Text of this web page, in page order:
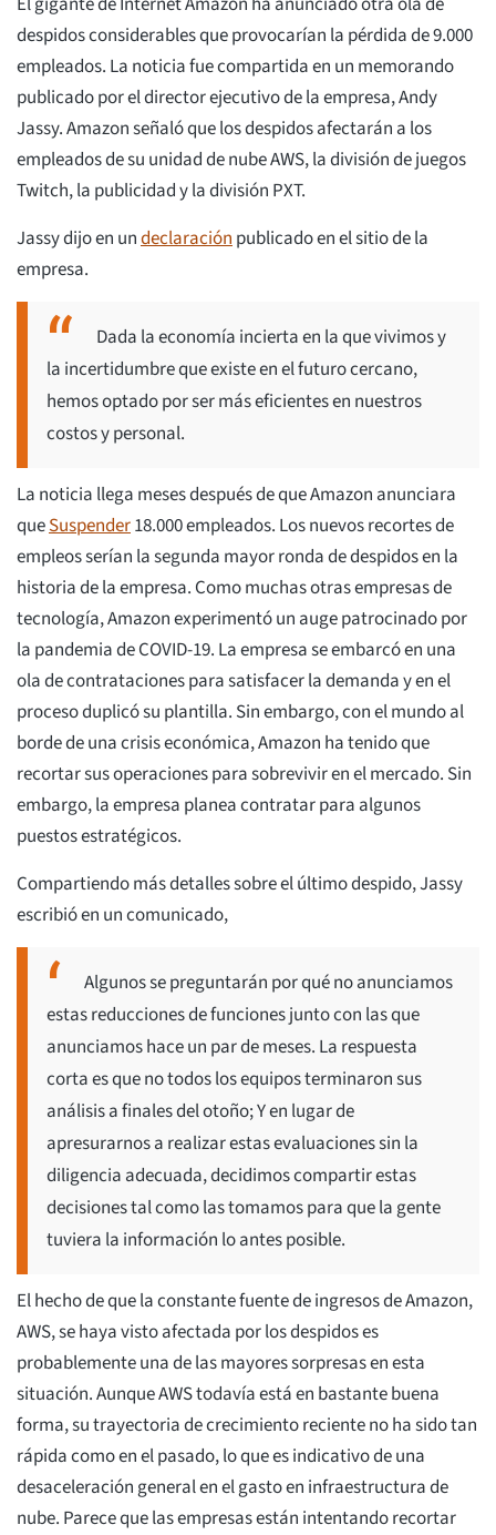
despidos considerables que provocarían la pérdida de 9.000
empleados. La noticia fue compartida en un memorando
publicado por el director ejecutivo de la empresa, Andy
Jassy. Amazon señaló que los despidos afectarán a los
empleados de su unidad de nube AWS, la división de juegos
Twitch, la publicidad y la división PXT.
Jassy dijo en undeclaraciónpublicado en el sitio de la
empresa.
Dada la economía incierta en la que vivimos y
la incertidumbre que existe en el futuro cercano,
hemos optado por ser más eficientes en nuestros
costos y personal.
La noticia llega meses después de que Amazon anunciara
queSuspender18.000 empleados. Los nuevos recortes de
empleos serían la segunda mayor ronda de despidos en la
historia de la empresa. Como muchas otras empresas de
tecnología, Amazon experimentó un auge patrocinado por
la pandemia de COVID-19. La empresa se embarcó en una
ola de contrataciones para satisfacer la demanda y en el
proceso duplicó su plantilla. Sin embargo, con el mundo al
borde de una crisis económica, Amazon ha tenido que
recortar sus operaciones para sobrevivir en el mercado. Sin
embargo, la empresa planea contratar para algunos
puestos estratégicos.
Compartiendo más detalles sobre el último despido, Jassy
escribió en un comunicado,
Algunos se preguntarán por qué no anunciamos
estas reducciones de funciones junto con las que
anunciamos hace un par de meses. La respuesta
corta es que no todos los equipos terminaron sus
análisis a finales del otoño; Y en lugar de
apresurarnos a realizar estas evaluaciones sin la
diligencia adecuada, decidimos compartir estas
decisiones tal como las tomamos para que la gente
tuviera la información lo antes posible.
El hecho de que la constante fuente de ingresos de Amazon,
AWS, se haya visto afectada por los despidos es
probablemente una de las mayores sorpresas en esta
situación. Aunque AWS todavía está en bastante buena
forma, su trayectoria de crecimiento reciente no ha sido tan
rápida como en el pasado, lo que es indicativo de una
desaceleración general en el gasto en infraestructura de
nube. Parece que las empresas están intentando recortar